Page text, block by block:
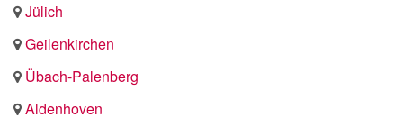
Jülich
Geilenkirchen
Übach-Palenberg
Aldenhoven